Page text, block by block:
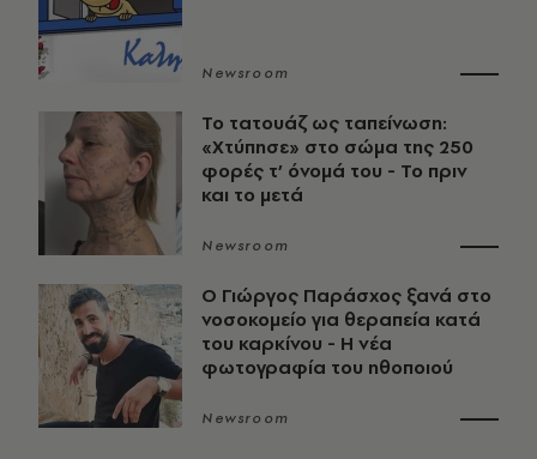
Newsroom
Το τατουάζ ως ταπείνωση:
«Χτύπησε» στο σώμα της 250
φορές τ’ όνομά του - Το πριν
και το μετά
Newsroom
O Γιώργος Παράσχος ξανά στο
νοσοκομείο για θεραπεία κατά
του καρκίνου - Η νέα
φωτογραφία του ηθοποιού
Newsroom